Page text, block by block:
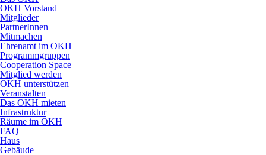
OKH Vorstand
Mitglieder
PartnerInnen
Mitmachen
Ehrenamt im OKH
Programmgruppen
Cooperation Space
Mitglied werden
OKH unterstützen
Veranstalten
Das OKH mieten
Infrastruktur
Räume im OKH
FAQ
Haus
Gebäude